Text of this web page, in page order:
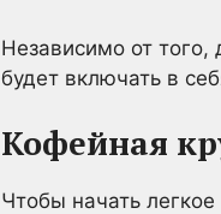
Независимо от
будет включать в
Кофейная
Чтобы начать